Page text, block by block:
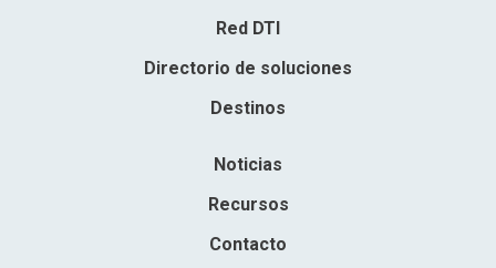
Red DTI
Directorio de soluciones
Destinos
Noticias
Recursos
Contacto